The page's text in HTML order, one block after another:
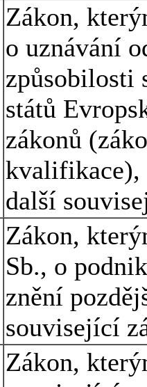
Zákon,
o uznávání
způsobilosti
států
zákonů
kvalifikace),
další
Zákon,
Sb., o
znění
související
Zákon,